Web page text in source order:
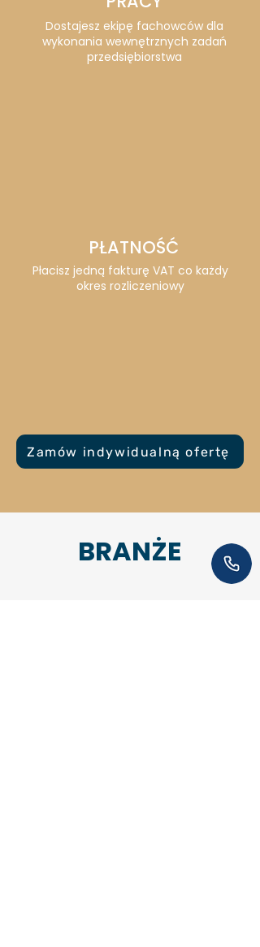
PŁATNOŚĆ
Płacisz jedną fakturę VAT co każdy
okres rozliczeniowy
Dostajesz ekipę fachowców dla
wykonania wewnętrznych zadań
przedsiębiorstwa
Zamów indywidualną ofertę
BRANŻE